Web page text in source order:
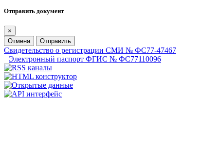
Отправить документ
×
Отмена
Отправить
Свидетельство о регистрации СМИ № ФС77-47467
Электронный паспорт ФГИС № ФС77110096